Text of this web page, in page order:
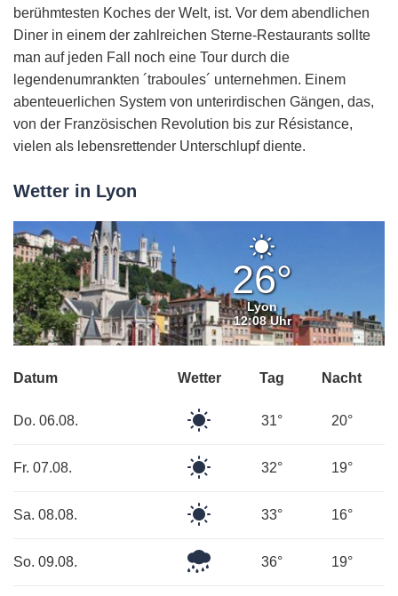
berühmtesten Koches der Welt, ist. Vor dem abendlichen
Diner in einem der zahlreichen Sterne-Restaurants sollte
man auf jeden Fall noch eine Tour durch die
legendenumrankten ´traboules´ unternehmen. Einem
abenteuerlichen System von unterirdischen Gängen, das,
von der Französischen Revolution bis zur Résistance,
vielen als lebensrettender Unterschlupf diente.
Wetter in Lyon
Klarer
Himmel
26°
Lyon
12:08 Uhr
Datum Wetter Tag Nacht
Do. 06.08. 31° 20°
Fr. 07.08. 32° 19°
Sa. 08.08. 33° 16°
So. 09.08. 36° 19°